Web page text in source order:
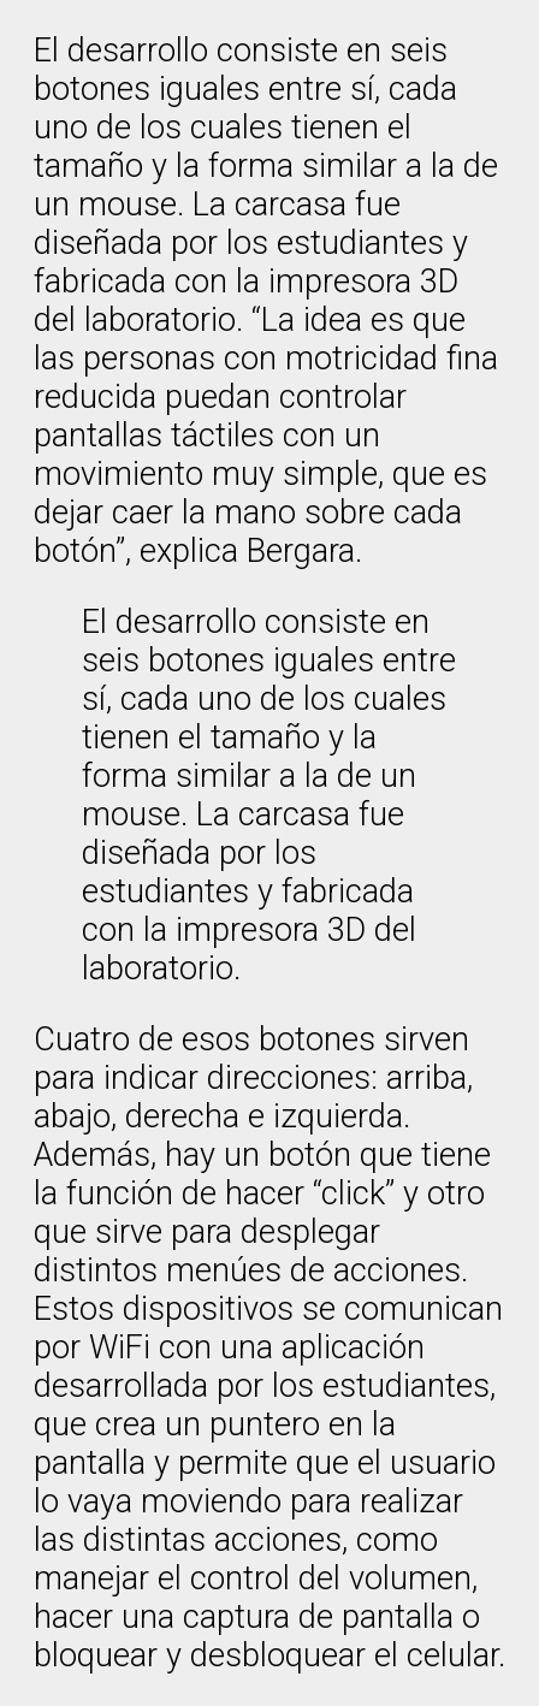
El desarrollo consiste en seis
botones iguales entre sí, cada
uno de los cuales tienen el
tamaño y la forma similar a la de
un mouse. La carcasa fue
diseñada por los estudiantes y
fabricada con la impresora 3D
del laboratorio. “La idea es que
las personas con motricidad fina
reducida puedan controlar
pantallas táctiles con un
movimiento muy simple, que es
dejar caer la mano sobre cada
botón”, explica Bergara.
El desarrollo consiste en
seis botones iguales entre
sí, cada uno de los cuales
tienen el tamaño y la
forma similar a la de un
mouse. La carcasa fue
diseñada por los
estudiantes y fabricada
con la impresora 3D del
laboratorio.
Cuatro de esos botones sirven
para indicar direcciones: arriba,
abajo, derecha e izquierda.
Además, hay un botón que tiene
la función de hacer “click” y otro
que sirve para desplegar
distintos menúes de acciones.
Estos dispositivos se comunican
por WiFi con una aplicación
desarrollada por los estudiantes,
que crea un puntero en la
pantalla y permite que el usuario
lo vaya moviendo para realizar
las distintas acciones, como
manejar el control del volumen,
hacer una captura de pantalla o
bloquear y desbloquear el celular.